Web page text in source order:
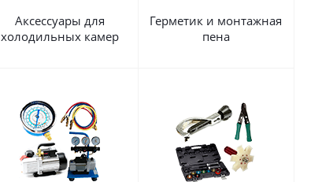
Аксессуары для
холодильных камер
Герметик и монтажная
пена